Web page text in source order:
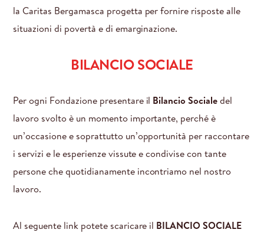
la Caritas Bergamasca progetta per fornire risposte alle
situazioni di povertà e di emarginazione.
BILANCIO SOCIALE
Per ogni Fondazione presentare il Bilancio Socialedel
lavoro svolto è un momento importante, perché è
un’occasione e soprattutto un’opportunità per raccontare
i servizi e le esperienze vissute e condivise con tante
persone che quotidianamente incontriamo nel nostro
lavoro.
Al seguente link potete scaricare il BILANCIO SOCIALE